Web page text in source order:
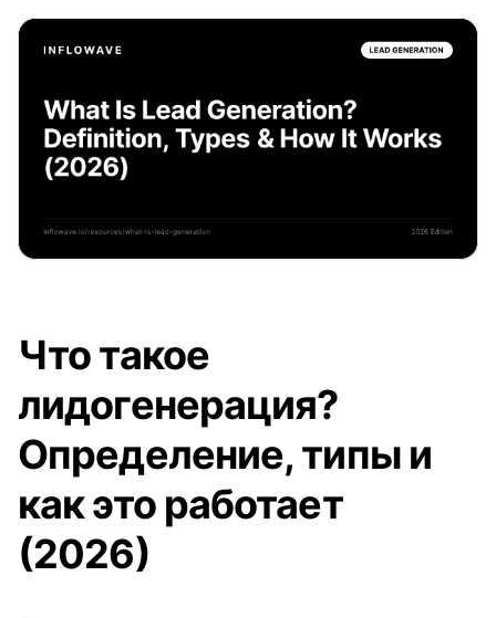
Что такое
лидогенерация?
Определение, типы и
как это работает
(2026)